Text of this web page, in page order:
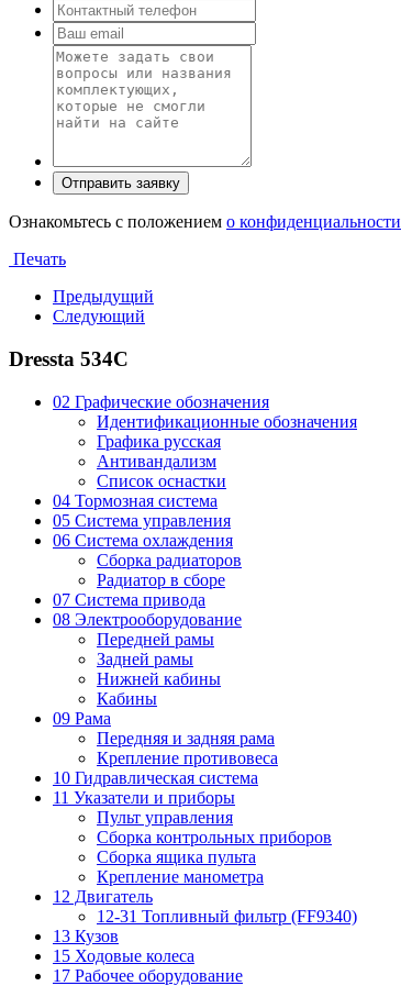
Ознакомьтесь с положением о конфиденциальности
Печать
Предыдущий
Следующий
Dressta 534C
02 Графические обозначения
Идентификационные обозначения
Графика русская
Антивандализм
Список оснастки
04 Тормозная система
05 Система управления
06 Система охлаждения
Сборка радиаторов
Радиатор в сборе
07 Система привода
08 Электрооборудование
Передней рамы
Задней рамы
Нижней кабины
Кабины
09 Рама
Передняя и задняя рама
Крепление противовеса
10 Гидравлическая система
11 Указатели и приборы
Пульт управления
Сборка контрольных приборов
Сборка ящика пульта
Крепление манометра
12 Двигатель
12-31 Топливный фильтр (FF9340)
13 Кузов
15 Ходовые колеса
17 Рабочее оборудование